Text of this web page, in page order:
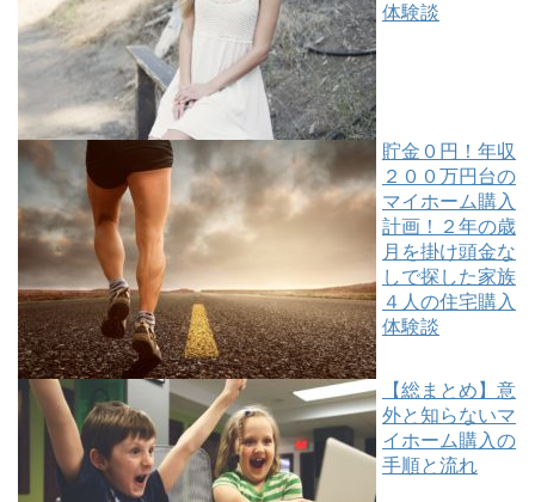
体験談
貯金０円！年収
２００万円台の
マイホーム購入
計画！２年の歳
月を掛け頭金な
しで探した家族
４人の住宅購入
体験談
【総まとめ】意
外と知らないマ
イホーム購入の
手順と流れ